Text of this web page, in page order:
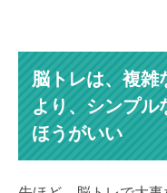
脳トレは、複雑
より、シンプル
ほうがいい